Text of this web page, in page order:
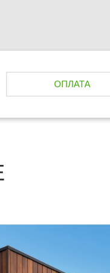
ОПЛАТА